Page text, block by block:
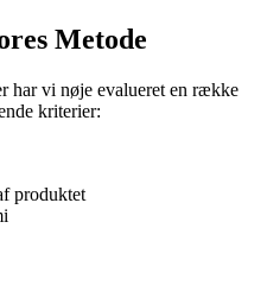
Metode
har vi nøje evalueret en række
kriterier:
produktet